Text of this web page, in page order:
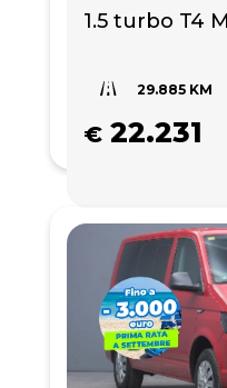
1.5 turbo T4
29.885 KM
€ 22.231